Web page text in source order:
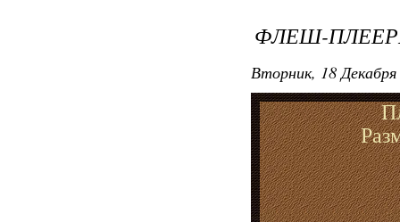
ФЛЕШ-
Вторник, 18